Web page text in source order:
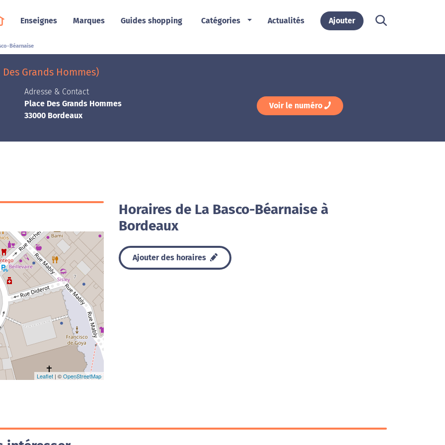
Enseignes Marques Guides shopping Catégories Actualités Ajouter
Béarnaise
Grands Hommes)
Adresse & Contact
Place Des Grands Hommes
33000 Bordeaux
Voir le numéro
Leaflet | ©OpenStreetMap
Horaires de La Basco-Béarnaise à
Bordeaux
Ajouter des horaires